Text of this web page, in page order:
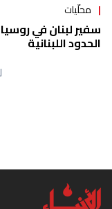
محلّيات
سفير لبنان في
الحدود اللبنانية